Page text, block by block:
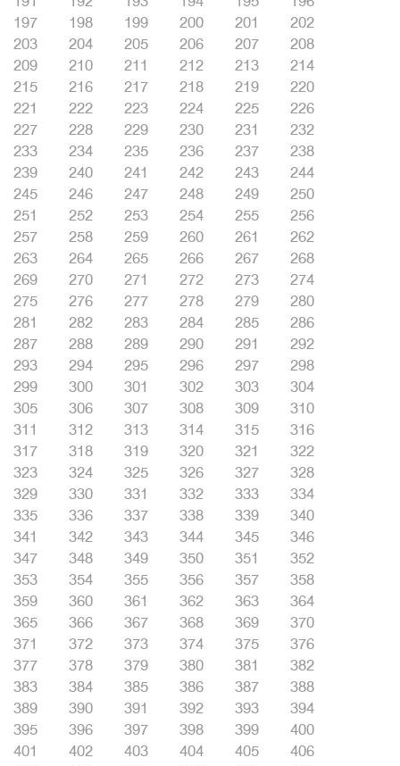
197
198 199 200 201
202
203
204 205 206 207
208
209
210 211 212 213
214
215
216 217 218 219
220
221
222 223 224 225
226
227
228 229 230 231
232
233
234 235 236 237
238
239
240 241 242 243
244
245
246 247 248 249
250
251
252 253 254 255
256
257
258 259 260 261
262
263
264 265 266 267
268
269
270 271 272 273
274
275
276 277 278 279
280
281
282 283 284 285
286
287
288 289 290 291
292
293
294 295 296 297
298
299
300 301 302 303
304
305
306 307 308 309
310
311
312 313 314 315
316
317
318 319 320 321
322
323
324 325 326 327
328
329
330 331 332 333
334
335
336 337 338 339
340
341
342 343 344 345
346
347
348 349 350 351
352
353
354 355 356 357
358
359
360 361 362 363
364
365
366 367 368 369
370
371
372 373 374 375
376
377
378 379 380 381
382
383
384 385 386 387
388
389
390 391 392 393
394
395
396 397 398 399
400
401
402 403 404 405
406